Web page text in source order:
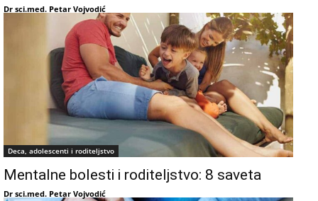
Dr sci.med. Petar Vojvodić
Deca, adolescenti i roditeljstvo
Mentalne bolesti i roditeljstvo: 8 saveta
Dr sci.med. Petar Vojvodić